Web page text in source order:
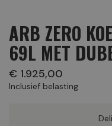
ARB ZERO
69L MET
€ 1.925,00
Inclusief belasting